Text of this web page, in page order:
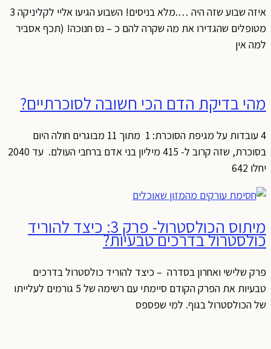
איזה שבוע שזה היה ….מלא בניסים! השבוע הגיעו אליי לקליניקה 3
מטופלים שהגדירו את מה שקרה להם כ – נס חנוכה! (תכף אסביר
למה אין
מהי בדיקת הדם הכי חשובה לסוכרתיים?
4 עובדות על מגיפת הסוכרת: 1 מתוך 11 מבוגרים חולה היום
בסוכרת, שזה קרוב ל- 415 מיליון בני אדם ברחבי העולם. עד 2040
יחלו 642
מיתוס הכולסטרול- פרק 3: כיצד להוריד
כולסטרול בדרכים טבעיות?
פרק שלישי ואחרון בסדרה – כיצד להוריד כולסטרול בדרכים
טבעיות את הפרק הקודם סיימתי עם רשימה של 5 גורמים לעלייתו
של הכולסטרול בגוף. למי שפספס